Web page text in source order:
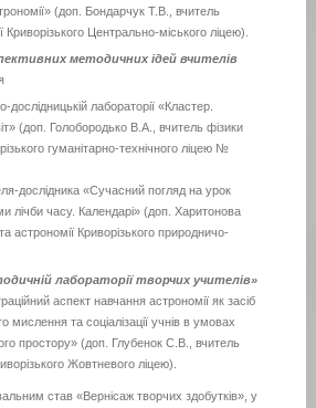
(доп. Бондарчук Т.В., вчитель
Криворізького Центрально-міського ліцею).
методичних ідей вчителів
дослідницькій лабораторії «Кластер.
(доп. Голобородько В.А., вчитель фізики
гуманітарно-технічного ліцею №
дослідника «Сучасний погляд на урок
лічби часу. Календарі» (доп. Харитонова
астрономії Криворізького природничо-
лабораторії творчих учителів»
аспект навчання астрономії як засіб
та соціалізації учнів в умовах
простору» (доп. Глубенок С.В., вчитель
Жовтневого ліцею).
став «Вернісаж творчих здобутків», у